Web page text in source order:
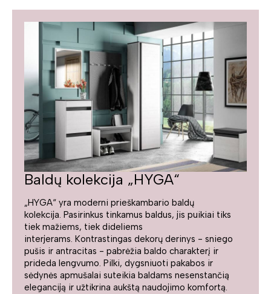
Baldų kolekcija „HYGA“
„HYGA“ yra moderni prieškambario baldų
kolekcija. Pasirinkus tinkamus baldus, jis puikiai tiks
tiek mažiems, tiek dideliems
interjerams. Kontrastingas dekorų derinys - sniego
pušis ir antracitas - pabrėžia baldo charakterį ir
prideda lengvumo. Pilki, dygsniuoti pakabos ir
sėdynės apmušalai suteikia baldams nesenstančią
eleganciją ir užtikrina aukštą naudojimo komfortą.